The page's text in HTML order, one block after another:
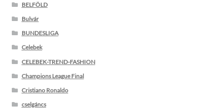
BELFÖLD
Bulvár
BUNDESLIGA
Celebek
CELEBEK-TREND-FASHION
Champions League Final
Cristiano Ronaldo
cselgáncs